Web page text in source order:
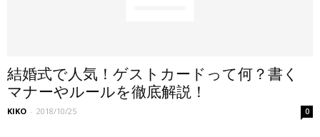
結婚式で人気！ゲストカードって何？書く
マナーやルールを徹底解説！
KIKO - 2018/10/25 0